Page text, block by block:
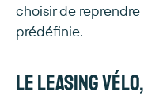
choisir de reprendre
prédéfinie.
Le leasing